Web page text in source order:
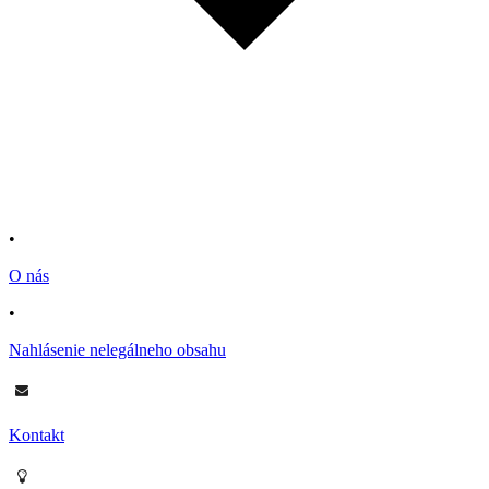
•
O nás
•
Nahlásenie nelegálneho obsahu
Kontakt